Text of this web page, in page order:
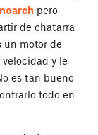
pero
de chatarra
un motor de
y le
es tan bueno
todo en